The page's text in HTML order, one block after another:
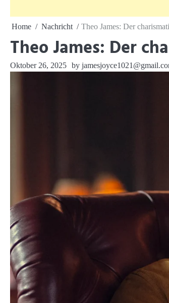
Home Nachricht Theo James: Der
Theo James: Der
Oktober 26, 2025 by